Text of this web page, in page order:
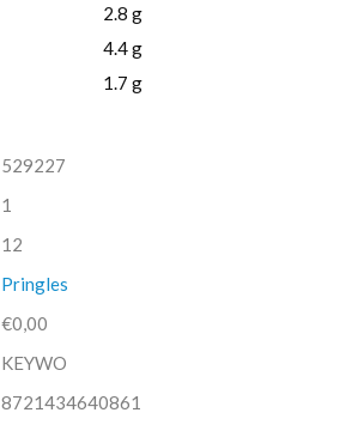
2.8 g
4.4 g
1.7 g
529227
1
12
Pringles
€0,00
KEYWO
8721434640861